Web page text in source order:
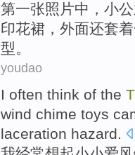
第一张照片中 ， 小
印花裙 ，外面还套
型。
youdao
I often think of the
wind chime toys
laceration hazard.